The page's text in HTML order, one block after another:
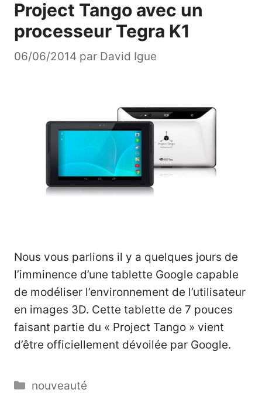
Project Tango avec un
processeur Tegra K1
06/06/2014 par David Igue
Nous vous parlions il y a quelques jours de
l’imminence d’une tablette Google capable
de modéliser l’environnement de l’utilisateur
en images 3D. Cette tablette de 7 pouces
faisant partie du « Project Tango » vient
d’être officiellement dévoilée par Google.
Catégories
nouveauté